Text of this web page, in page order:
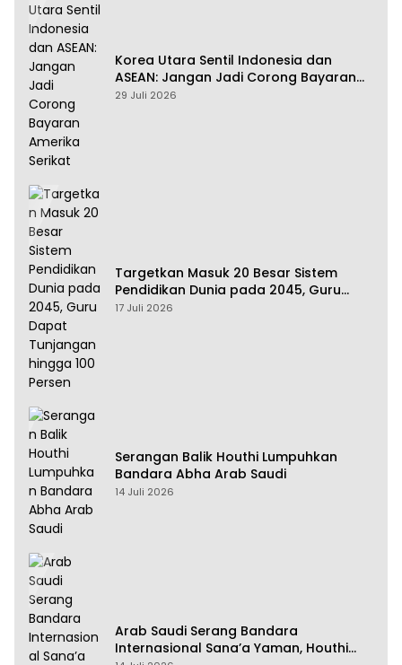
Korea Utara Sentil Indonesia dan
ASEAN: Jangan Jadi Corong Bayaran
Amerika Serikat
29 Juli 2026
Targetkan Masuk 20 Besar Sistem
Pendidikan Dunia pada 2045, Guru
Dapat Tunjangan hingga 100 Persen
17 Juli 2026
Serangan Balik Houthi Lumpuhkan
Bandara Abha Arab Saudi
14 Juli 2026
Arab Saudi Serang Bandara
Internasional Sana’a Yaman, Houthi